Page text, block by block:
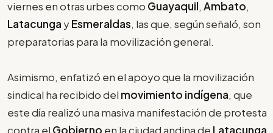
viernes en otras urbes como Guayaquil, Ambato,
Latacunga yEsmeraldas, las que, según señaló, son
preparatorias para la movilización general.
Asimismo, enfatizó en el apoyo que la movilización
sindical ha recibido del movimiento indígena, que
este día realizó una masiva manifestación de protesta
contra el Gobierno en la ciudad andina de Latacunga,